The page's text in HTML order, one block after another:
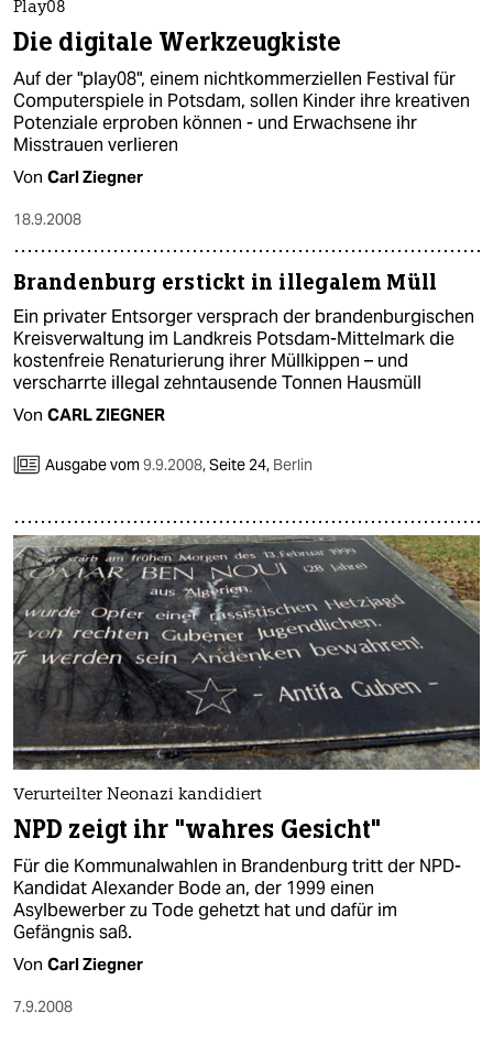
Play08
Die digitale Werkzeugkiste
Auf der "play08", einem nichtkommerziellen Festival für
Computerspiele in Potsdam, sollen Kinder ihre kreativen
Potenziale erproben können - und Erwachsene ihr
Misstrauen verlieren
Von Carl Ziegner
18.9.2008
Brandenburg erstickt in illegalem Müll
Ein privater Entsorger versprach der brandenburgischen
Kreisverwaltung im Landkreis Potsdam-Mittelmark die
kostenfreie Renaturierung ihrer Müllkippen – und
verscharrte illegal zehntausende Tonnen Hausmüll
Von CARL ZIEGNER
Ausgabe vom9.9.2008,Seite 24, Berlin
Verurteilter Neonazi kandidiert
NPD zeigt ihr "wahres Gesicht"
Für die Kommunalwahlen in Brandenburg tritt der NPD-
Kandidat Alexander Bode an, der 1999 einen
Asylbewerber zu Tode gehetzt hat und dafür im
Gefängnis saß.
Von Carl Ziegner
7.9.2008